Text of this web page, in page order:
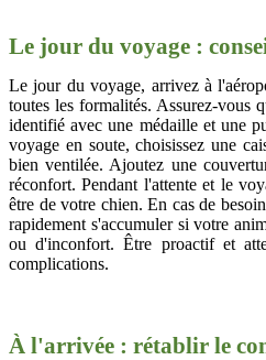
Le jour du voyage :
Le jour du voyage, arrivez à
toutes les formalités. Assurez-vous
identifié avec une médaille et une
voyage en soute, choisissez une
bien ventilée. Ajoutez une
réconfort. Pendant l'attente et le
être de votre chien. En cas de
rapidement s'accumuler si votre
ou d'inconfort. Être proactif et
complications.
À l'arrivée : rétablir le